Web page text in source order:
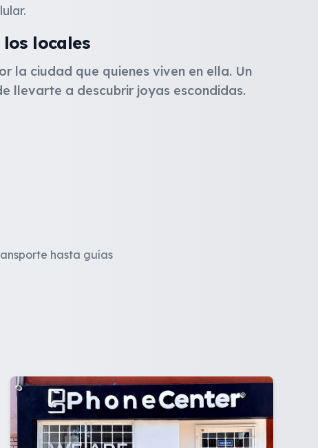
locales
la ciudad que quienes viven en ella. Un
llevarte a descubrir joyas escondidas.
hasta guías